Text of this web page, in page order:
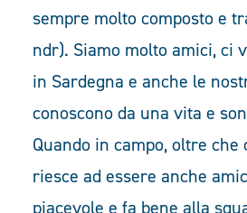
sempre molto composto e
ndr). Siamo molto amici, ci
in Sardegna e anche le
conoscono da una vita e
Quando in campo, oltre che
riesce ad essere anche
piacevole e fa bene alla